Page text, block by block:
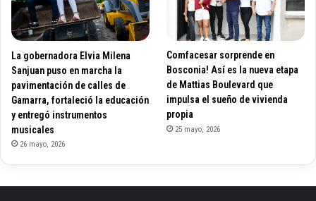
La gobernadora Elvia Milena
Sanjuan puso en marcha la
pavimentación de calles de
Gamarra, fortaleció la educación
y entregó instrumentos
musicales
26 mayo, 2026
Comfacesar sorprende en
Bosconia! Así es la nueva etapa
de Mattias Boulevard que
impulsa el sueño de vivienda
propia
25 mayo, 2026